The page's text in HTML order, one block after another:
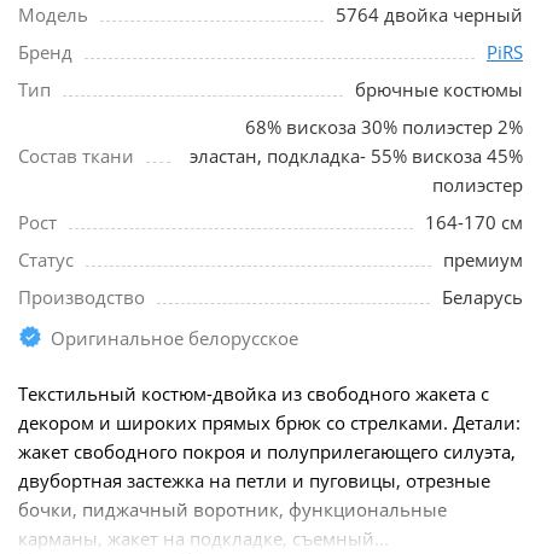
Модель
5764 двойка черный
Бренд
PiRS
Тип
брючные костюмы
Состав ткани
68% вискоза 30% полиэстер 2%
эластан, подкладка- 55% вискоза 45%
полиэстер
Рост
164-170 см
Статус
премиум
Производство
Беларусь
Оригинальное белорусское
Текстильный костюм-двойка из свободного жакета с
декором и широких прямых брюк со стрелками. Детали:
жакет свободного покроя и полуприлегающего силуэта,
двубортная застежка на петли и пуговицы, отрезные
бочки, пиджачный воротник, функциональные
карманы, жакет на подкладке, съемный...